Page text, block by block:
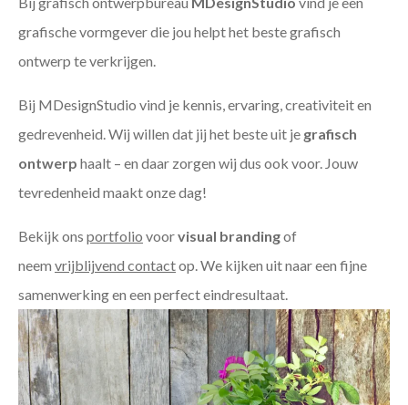
grafische vormgever die jou helpt het beste grafisch
ontwerp te verkrijgen.
Bij MDesignStudio vind je kennis, ervaring, creativiteit en
gedrevenheid. Wij willen dat jij het beste uit je grafisch
ontwerp haalt – en daar zorgen wij dus ook voor. Jouw
tevredenheid maakt onze dag!
Bekijk ons portfolio voorvisual brandingof
neem vrijblijvend contactop. We kijken uit naar een fijne
samenwerking en een perfect eindresultaat.